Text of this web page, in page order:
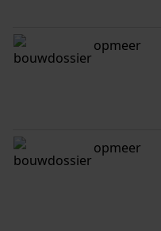
opmeer
opmeer